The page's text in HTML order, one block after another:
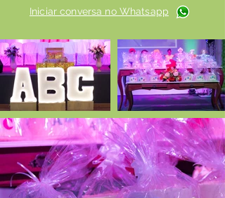
Iniciar conversa no Whatsapp